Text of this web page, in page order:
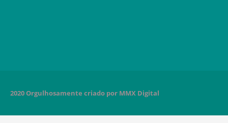
2020 Orgulhosamente criado por MMX Digital